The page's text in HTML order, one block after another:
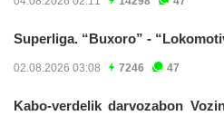
Superliga. “Buxoro” -
02.08.2026 03:08 7246 47
Kabo-verdelik darvozabon